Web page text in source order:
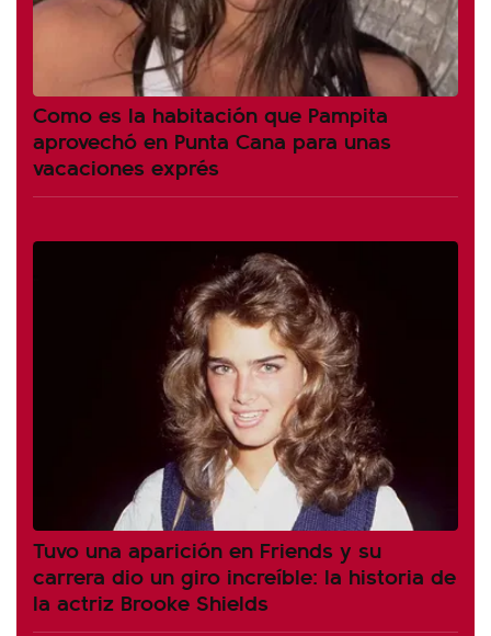
Como es la habitación que Pampita
aprovechó en Punta Cana para unas
vacaciones exprés
Tuvo una aparición en Friends y su
carrera dio un giro increíble: la historia de
la actriz Brooke Shields